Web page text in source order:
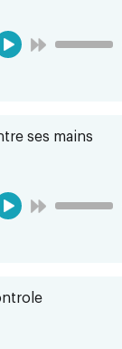
ses mains